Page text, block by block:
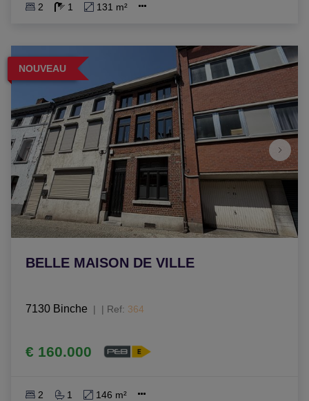
2 1 131 m²
NOUVEAU
BELLE MAISON DE VILLE
7130 Binche | Ref: 364
€ 160.000
2 1 146 m²